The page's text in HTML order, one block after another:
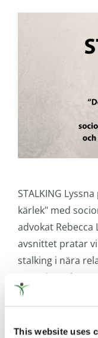
This website uses
STALKING
kärlek" med
advokat Rebecca
avsnittet pratar
stalking i nära
Strand,
Universitet.